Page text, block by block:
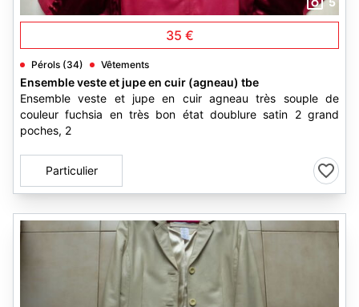
35 €
Pérols (34) Vêtements
Ensemble veste et jupe en cuir (agneau) tbe
Ensemble veste et jupe en cuir agneau très souple de
couleur fuchsia en très bon état doublure satin 2 grand
poches, 2
Particulier